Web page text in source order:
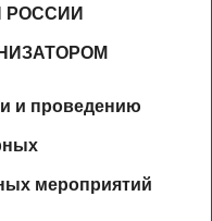
РОССИИ
и проведению
мероприятий